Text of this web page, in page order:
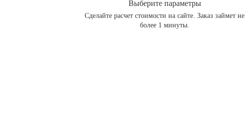
Выберите параметры
Сделайте расчет стоимости на сайте. Заказ займет не
более 1 минуты.